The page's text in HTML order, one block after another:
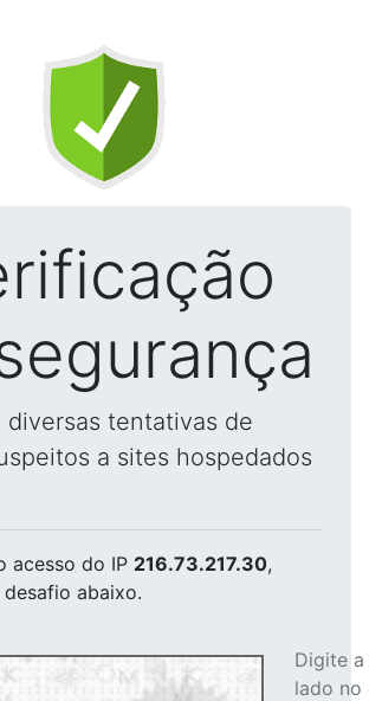
diversas tentativas de
a sites hospedados
acesso do IP 216.73.217.30,
abaixo.
Digite
lado no